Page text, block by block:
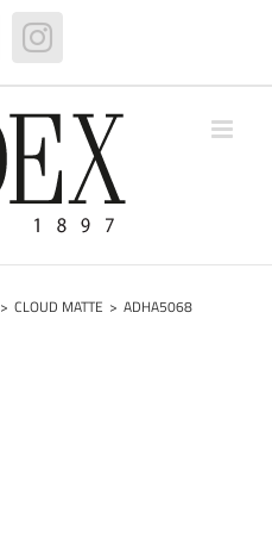
FacebookInstagram
> CLOUD MATTE > ADHA5068